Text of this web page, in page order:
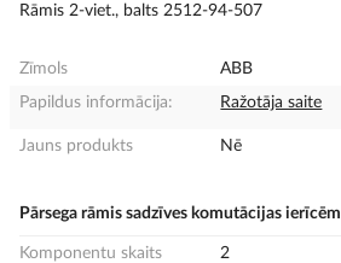
Rāmis 2-viet., balts 2512-94-507
Zīmols
ABB
Papildus informācija:
Ražotāja saite
Jauns produkts Nē
Pārsega rāmis sadzīves komutācijas ierīcēm
Komponentu skaits
2